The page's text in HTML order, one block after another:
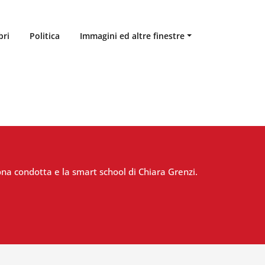
Politica Immagini ed altre finestre
condotta e la smart school di Chiara Grenzi.